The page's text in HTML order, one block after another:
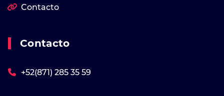
Contacto
Contacto
+52(871) 285 35 59